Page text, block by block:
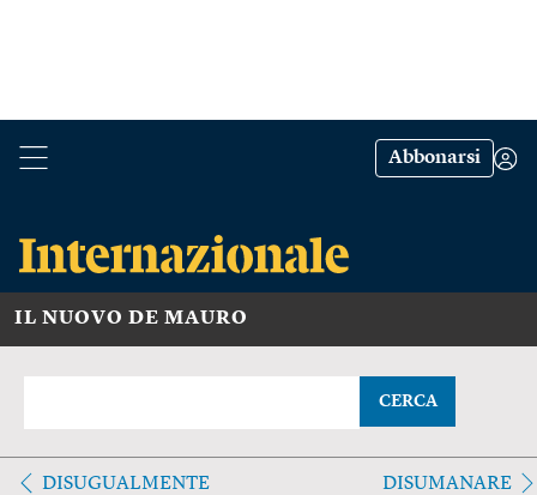
Abbonarsi
IL NUOVO DE MAURO
CERCA
DISUGUALMENTE DISUMANARE